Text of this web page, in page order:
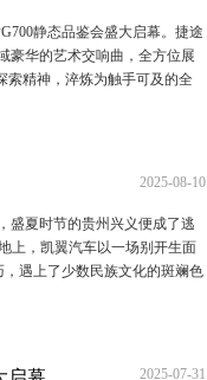
静态品鉴会盛大启幕。捷途
豪华的艺术交响曲，全方位展
索精神，淬炼为触手可及的全
2025-08-10
夏时节的贵州兴义便成了逃
上，凯翼汽车以一场别开生面
遇上了少数民族文化的斑斓色
2025-07-31